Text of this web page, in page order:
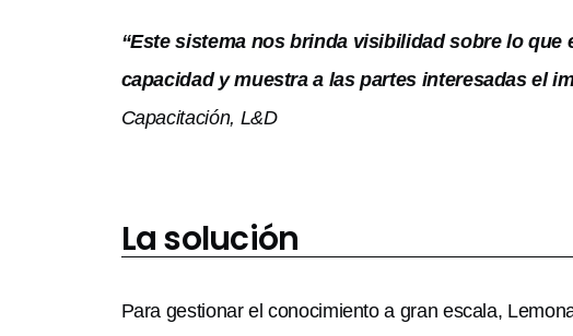
“Este sistema nos brinda visibilidad sobre lo
capacidad y muestra a las partes interesadas el
Capacitación, L&D
La solución
Para gestionar el conocimiento a gran escala,